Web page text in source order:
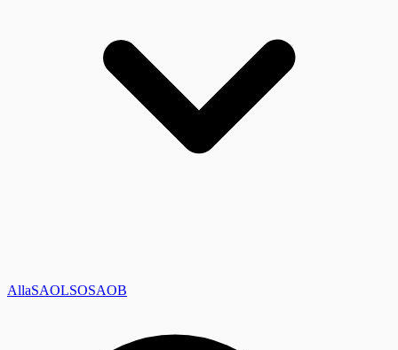
AllaSAOLSOSAOB